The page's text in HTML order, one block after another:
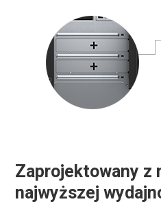
Zaprojektowany z
najwyższej